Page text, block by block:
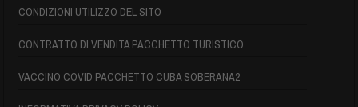
CONDIZIONI UTILIZZO DEL SITO
CONTRATTO DI VENDITA PACCHETTO TURISTICO
VACCINO COVID PACCHETTO CUBA SOBERANA2